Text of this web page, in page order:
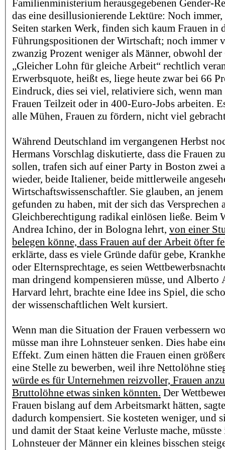
Familienministerium herausgegebenen Gender-
das eine desillusionierende Lektüre: Noch
Seiten starken Werk, finden sich kaum Frauen in
Führungspositionen der Wirtschaft; noch immer
zwanzig Prozent weniger als Männer, obwohl der
„Gleicher Lohn für gleiche Arbeit“ rechtlich
Erwerbsquote, heißt es, liege heute zwar bei 66
Eindruck, dies sei viel, relativiere sich, wenn man
Frauen Teilzeit oder in 400-Euro-Jobs arbeiten.
alle Mühen, Frauen zu fördern, nicht viel
Während Deutschland im vergangenen Herbst
Hermans Vorschlag diskutierte, dass die Frauen
sollen, trafen sich auf einer Party in Boston zwei
wieder, beide Italiener, beide mittlerweile
Wirtschaftswissenschaftler. Sie glauben, an
gefunden zu haben, mit der sich das Versprechen
Gleichberechtigung radikal einlösen ließe. Beim
Andrea Ichino, der in Bologna lehrt, von einer
belegen könne, dass Frauen auf der Arbeit öfter
erklärte, dass es viele Gründe dafür gebe,
oder Elternsprechtage, es seien
man dringend kompensieren müsse, und Alberto
Harvard lehrt, brachte eine Idee ins Spiel, die
der wissenschaftlichen Welt kursiert.
Wenn man die Situation der Frauen verbessern
müsse man ihre Lohnsteuer senken. Dies habe
Effekt. Zum einen hätten die Frauen einen
eine Stelle zu bewerben, weil ihre Nettolöhne
würde es für Unternehmen reizvoller, Frauen
Bruttolöhne etwas sinken könnten. Der
Frauen bislang auf dem Arbeitsmarkt hätten,
dadurch kompensiert. Sie kosteten weniger, und
und damit der Staat keine Verluste mache,
Lohnsteuer der Männer ein kleines bisschen